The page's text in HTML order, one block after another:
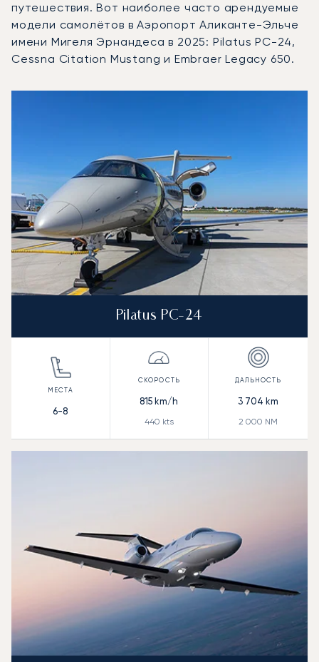
путешествия. Вот наиболее часто арендуемые
модели самолётов в Аэропорт Аликанте-Эльче
имени Мигеля Эрнандеса в 2025: Pilatus PC-24,
Cessna Citation Mustang и Embraer Legacy 650.
Pilatus PC-24
6-8
815 km/h
440 kts
3 704 km
2 000 NM